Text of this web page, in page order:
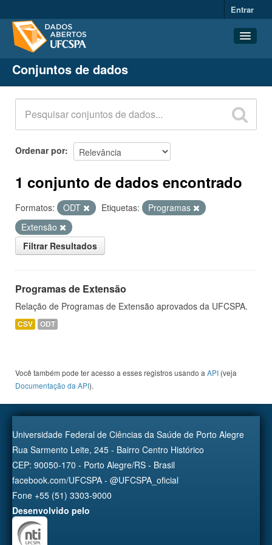
Entrar
Conjuntos de dados
Organizações
Grupos
Sobre
Conjuntos de dados
Ordenar por
1 conjunto de dados encontrado
Formatos: ODT Etiquetas:
Programas
Extensão
Filtrar Resultados
Programas de Extensão
Relação de Programas de Extensão aprovados da UFCSPA.
CSV ODT
Você também pode ter acesso a esses registros usando a API (veja
Documentação da API).
Universidade Federal de Ciências da Saúde de Porto Alegre
Rua Sarmento Leite, 245 - Bairro Centro Histórico
CEP: 90050-170 - Porto Alegre/RS - Brasil
facebook.com/UFCSPA - @UFCSPA_oficial
Fone +55 (51) 3303-9000
Desenvolvido pelo